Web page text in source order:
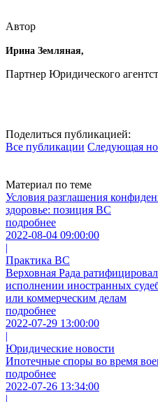
Автор
Ирина Земляная,
Партнер Юридического
Поделиться публикацией:
Все публикации Следующая
Материал по теме
Условия разглашения
здоровье: позиция ВС
подробнее
2022-08-04 09:00:00
|
Практика ВС
Верховная Рада
исполнении иностранных
или коммерческим делам
подробнее
2022-07-29 13:00:00
|
Юридические новости
Ипотечные споры во время
подробнее
2022-07-26 13:34:00
|